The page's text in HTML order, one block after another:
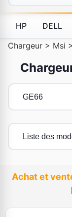
HP DELL
Chargeur > Msi >
Achat et